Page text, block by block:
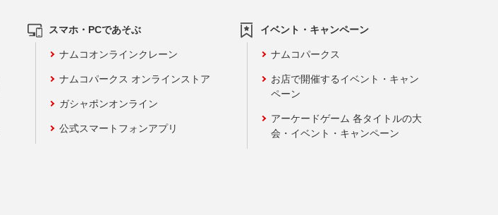
スマホ・PCであそぶ
ナムコオンラインクレーン
ナムコパークス オンラインストア
ガシャポンオンライン
公式スマートフォンアプリ
イベント・キャンペーン
ナムコパークス
お店で開催するイベント・キャン
ペーン
アーケードゲーム 各タイトルの大
会・イベント・キャンペーン